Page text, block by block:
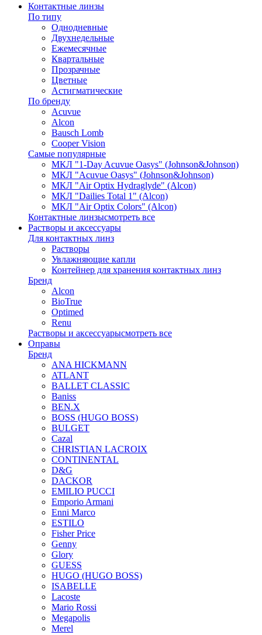
Контактные линзы
По типу
Однодневные
Двухнедельные
Ежемесячные
Квартальные
Прозрачные
Цветные
Астигматические
По бренду
Acuvue
Alcon
Bausch Lomb
Cooper Vision
Самые популярные
МКЛ "1-Day Acuvue Oasys" (Johnson&Johnson)
МКЛ "Acuvue Oasys" (Johnson&Johnson)
МКЛ "Air Optix Hydraglyde" (Alcon)
МКЛ "Dailies Total 1" (Alcon)
МКЛ "Air Optix Colors" (Alcon)
Контактные линзысмотреть все
Растворы и аксессуары
Для контактных линз
Растворы
Увлажняющие капли
Контейнер для хранения контактных линз
Бренд
Alcon
BioTrue
Optimed
Renu
Растворы и аксессуарысмотреть все
Оправы
Бренд
ANA HICKMANN
ATLANT
BALLET CLASSIC
Baniss
BEN.X
BOSS (HUGO BOSS)
BULGET
Cazal
CHRISTIAN LACROIX
CONTINENTAL
D&G
DACKOR
EMILIO PUCCI
Emporio Armani
Enni Marco
ESTILO
Fisher Price
Genny
Glory
GUESS
HUGO (HUGO BOSS)
ISABELLE
Lacoste
Mario Rossi
Megapolis
Merel